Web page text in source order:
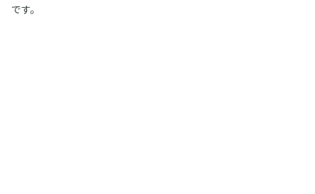
です。